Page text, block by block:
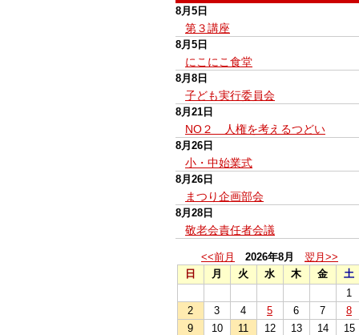
8月5日
第３講座
8月5日
にこにこ食堂
8月8日
子ども実行委員会
8月21日
NO２ 人権を考えるつどい
8月26日
小・中始業式
8月26日
まつり企画部会
8月28日
敬老会責任者会議
<<前月 2026年8月
翌月>>
日
月 火 水 木 金
土
1
2
3 4 5 6 7
8
9
10 11 12 13 14
15